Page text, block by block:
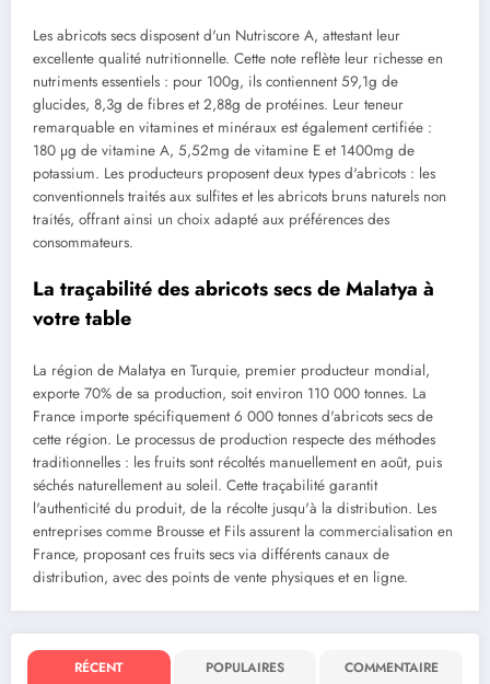
Les abricots secs disposent d'un Nutriscore A, attestant leur
excellente qualité nutritionnelle. Cette note reflète leur richesse en
nutriments essentiels : pour 100g, ils contiennent 59,1g de
glucides, 8,3g de fibres et 2,88g de protéines. Leur teneur
remarquable en vitamines et minéraux est également certifiée :
180 µg de vitamine A, 5,52mg de vitamine E et 1400mg de
potassium. Les producteurs proposent deux types d'abricots : les
conventionnels traités aux sulfites et les abricots bruns naturels non
traités, offrant ainsi un choix adapté aux préférences des
consommateurs.
La traçabilité des abricots secs de Malatya à
votre table
La région de Malatya en Turquie, premier producteur mondial,
exporte 70% de sa production, soit environ 110 000 tonnes. La
France importe spécifiquement 6 000 tonnes d'abricots secs de
cette région. Le processus de production respecte des méthodes
traditionnelles : les fruits sont récoltés manuellement en août, puis
séchés naturellement au soleil. Cette traçabilité garantit
l'authenticité du produit, de la récolte jusqu'à la distribution. Les
entreprises comme Brousse et Fils assurent la commercialisation en
France, proposant ces fruits secs via différents canaux de
distribution, avec des points de vente physiques et en ligne.
RÉCENT POPULAIRES COMMENTAIRE